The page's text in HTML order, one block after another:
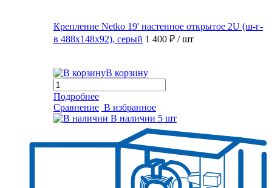
Крепление Netko 19' настенное открытое 2U (ш-г-
в 488х148х92), серый 1 400 ₽ / шт
В корзину
Подробнее
Сравнение В избранное
В наличии 5 шт